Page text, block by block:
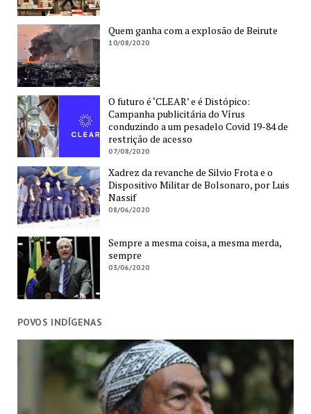
Quem ganha com a explosão de Beirute
10/08/2020
O futuro é ‘CLEAR’ e é Distópico:
Campanha publicitária do Vírus
conduzindo a um pesadelo Covid 19-84 de
restrição de acesso
07/08/2020
Xadrez da revanche de Silvio Frota e o
Dispositivo Militar de Bolsonaro, por Luis
Nassif
08/06/2020
Sempre a mesma coisa, a mesma merda,
sempre
03/06/2020
POVOS INDÍGENAS